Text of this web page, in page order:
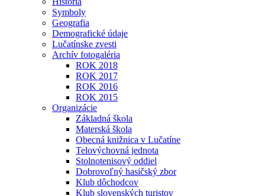
Symboly
Geografia
Demografické údaje
Lučatínske zvesti
Archív fotogaléria
ROK 2018
ROK 2017
ROK 2016
ROK 2015
Organizácie
Základná škola
Materská škola
Obecná knižnica v Lučatíne
Telovýchovná jednota
Stolnotenisový oddiel
Dobrovoľný hasičský zbor
Klub dôchodcov
Klub slovenských turistov